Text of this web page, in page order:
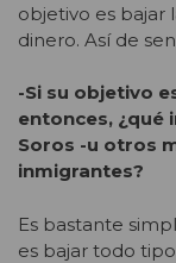
objetivo es bajar
dinero. Así de
-Si su objetivo
entonces, ¿qué
Soros -u otros
inmigrantes?
Es bastante
es bajar todo